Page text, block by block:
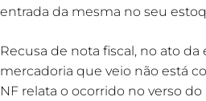
entrada da mesma no seu
Recusa de nota fiscal, no ato
mercadoria que veio não está
NF relata o ocorrido no verso do